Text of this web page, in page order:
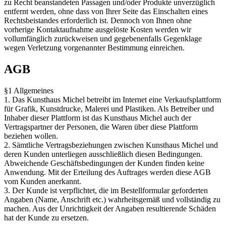
zu Recht beanstandeten Passagen und/oder Produkte unverzüglich
entfernt werden, ohne dass von Ihrer Seite das Einschalten eines
Rechtsbeistandes erforderlich ist. Dennoch von Ihnen ohne
vorherige Kontaktaufnahme ausgelöste Kosten werden wir
vollumfänglich zurückweisen und gegebenenfalls Gegenklage
wegen Verletzung vorgenannter Bestimmung einreichen.
AGB
§1 Allgemeines
1. Das Kunsthaus Michel betreibt im Internet eine Verkaufsplattform
für Grafik, Kunstdrucke, Malerei und Plastiken. Als Betreiber und
Inhaber dieser Plattform ist das Kunsthaus Michel auch der
Vertragspartner der Personen, die Waren über diese Plattform
beziehen wollen.
2. Sämtliche Vertragsbeziehungen zwischen Kunsthaus Michel und
deren Kunden unterliegen ausschließlich diesen Bedingungen.
Abweichende Geschäftsbedingungen der Kunden finden keine
Anwendung. Mit der Erteilung des Auftrages werden diese AGB
vom Kunden anerkannt.
3. Der Kunde ist verpflichtet, die im Bestellformular geforderten
Angaben (Name, Anschrift etc.) wahrheitsgemäß und vollständig zu
machen. Aus der Unrichtigkeit der Angaben resultierende Schäden
hat der Kunde zu ersetzen.